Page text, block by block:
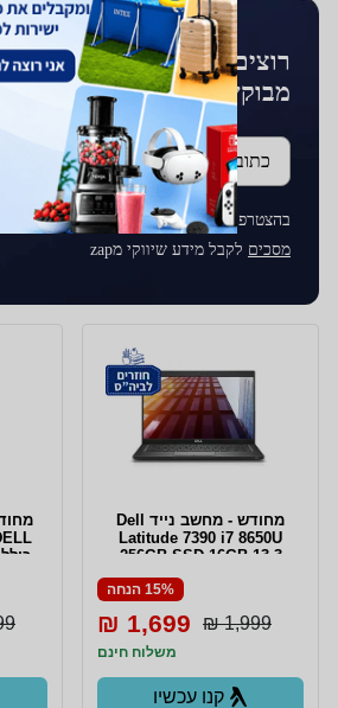
רוצים לקבל עדכונים על
מבוקשים?
כתובת דוא''ל
בהצטרפותך לרשימת התפוצה על ידי הכנסת
מסכים לקבל מידע שיווקי מzap
מחודש - מחשב נייד Dell
Latitude 7390 i7 8650U
256GB SSD 16GB 13.3
15% הנחה
1,999 ₪
1,699 ₪
משלוח חינם
קנו עכשיו
₪